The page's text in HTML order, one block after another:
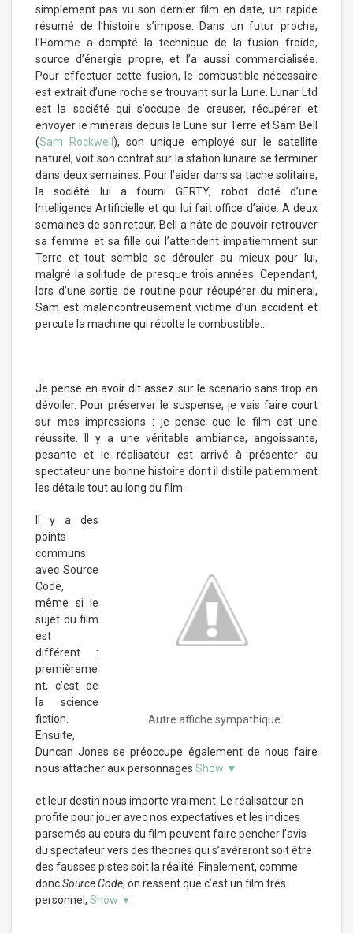
simplement pas vu son dernier film en date, un rapide
résumé de l’histoire s’impose. Dans un futur proche,
l’Homme a dompté la technique de la fusion froide,
source d’énergie propre, et l’a aussi commercialisée.
Pour effectuer cette fusion, le combustible nécessaire
est extrait d’une roche se trouvant sur la Lune. Lunar Ltd
est la société qui s’occupe de creuser, récupérer et
envoyer le minerais depuis la Lune sur Terre et Sam Bell
(Sam Rockwell), son unique employé sur le satellite
naturel, voit son contrat sur la station lunaire se terminer
dans deux semaines. Pour l’aider dans sa tache solitaire,
la société lui a fourni GERTY, robot doté d’une
Intelligence Artificielle et qui lui fait office d’aide. A deux
semaines de son retour, Bell a hâte de pouvoir retrouver
sa femme et sa fille qui l’attendent impatiemment sur
Terre et tout semble se dérouler au mieux pour lui,
malgré la solitude de presque trois années. Cependant,
lors d’une sortie de routine pour récupérer du minerai,
Sam est malencontreusement victime d’un accident et
percute la machine qui récolte le combustible…
Je pense en avoir dit assez sur le scenario sans trop en
dévoiler. Pour préserver le suspense, je vais faire court
sur mes impressions : je pense que le film est une
réussite. Il y a une véritable ambiance, angoissante,
pesante et le réalisateur est arrivé à présenter au
spectateur une bonne histoire dont il distille patiemment
les détails tout au long du film.
Autre affiche sympathique
Il y a des
points
communs
avec Source
Code,
même si le
sujet du film
est
différent :
premièreme
nt, c’est de
la science
fiction.
Ensuite,
Duncan Jones se préoccupe également de nous faire
nous attacher aux personnages Show ▼
et leur destin nous importe vraiment. Le réalisateur en
profite pour jouer avec nos expectatives et les indices
parsemés au cours du film peuvent faire pencher l’avis
du spectateur vers des théories qui s’avéreront soit être
des fausses pistes soit la réalité. Finalement, comme
doncSource Code, on ressent que c’est un film très
personnel, Show ▼